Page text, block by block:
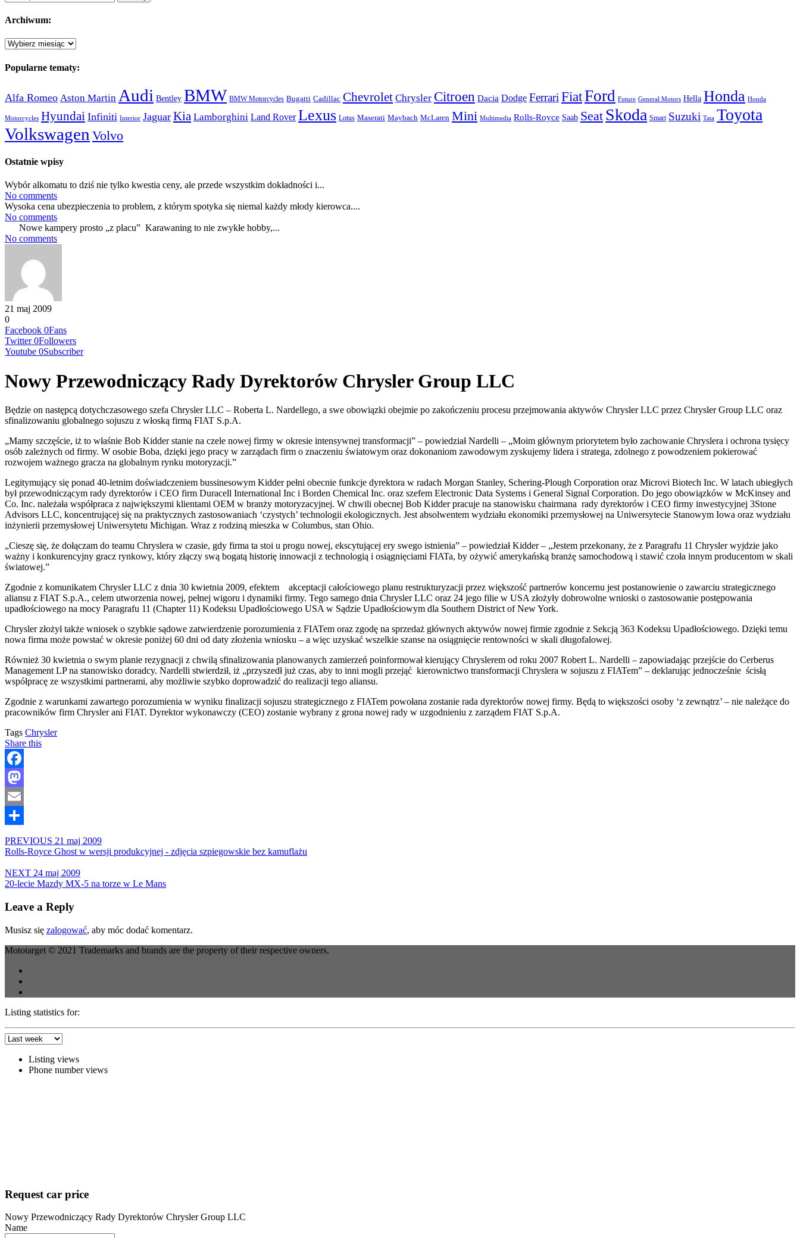
Archiwum:
Archiwum:
Popularne tematy:
Alfa Romeo Aston Martin Audi Bentley BMW BMW Motorcycles Bugatti Cadillac Chevrolet Chrysler Citroen Dacia Dodge Ferrari FiatFord Future General Motors Hella Honda Honda
Motorcycles Hyundai Infiniti Interior Jaguar Kia Lamborghini Land Rover Lexus Lotus Maserati Maybach McLaren Mini Multimedia Rolls-Royce Saab Seat Skoda Smart Suzuki Tata Toyota
Volkswagen Volvo
Ostatnie wpisy
Wybór alkomatu to dziś nie tylko kwestia ceny, ale przede wszystkim dokładności i...
No comments
Wysoka cena ubezpieczenia to problem, z którym spotyka się niemal każdy młody kierowca....
No comments
Nowe kampery prosto „z placu” Karawaning to nie zwykłe hobby,...
No comments
21 maj 2009
0
Facebook 0Fans
Twitter 0Followers
Youtube 0Subscriber
Nowy Przewodniczący Rady Dyrektorów Chrysler Group LLC
Będzie on następcą dotychczasowego szefa Chrysler LLC – Roberta L. Nardellego, a swe obowiązki obejmie po zakończeniu procesu przejmowania aktywów Chrysler LLC przez Chrysler Group LLC oraz
sfinalizowaniu globalnego sojuszu z włoską firmą FIAT S.p.A.
„Mamy szczęście, iż to właśnie Bob Kidder stanie na czele nowej firmy w okresie intensywnej transformacji” – powiedział Nardelli – „Moim głównym priorytetem było zachowanie Chryslera i ochrona tysięcy
osób zależnych od firmy. W osobie Boba, dzięki jego pracy w zarządach firm o znaczeniu światowym oraz dokonaniom zawodowym zyskujemy lidera i stratega, zdolnego z powodzeniem pokierować
rozwojem ważnego gracza na globalnym rynku motoryzacji.”
Legitymujący się ponad 40-letnim doświadczeniem bussinesowym Kidder pełni obecnie funkcje dyrektora w radach Morgan Stanley, Schering-Plough Corporation oraz Microvi Biotech Inc. W latach ubiegłych
był przewodniczącym rady dyrektorów i CEO firm Duracell International Inc i Borden Chemical Inc. oraz szefem Electronic Data Systems i General Signal Corporation. Do jego obowiązków w McKinsey and
Co. Inc. należała współpraca z największymi klientami OEM w branży motoryzacyjnej. W chwili obecnej Bob Kidder pracuje na stanowisku chairmana rady dyrektorów i CEO firmy inwestycyjnej 3Stone
Advisors LLC, koncentrującej się na praktycznych zastosowaniach ‘czystych’ technologii ekologicznych. Jest absolwentem wydziału ekonomiki przemysłowej na Uniwersytecie Stanowym Iowa oraz wydziału
inżynierii przemysłowej Uniwersytetu Michigan. Wraz z rodziną mieszka w Columbus, stan Ohio.
„Cieszę się, że dołączam do teamu Chryslera w czasie, gdy firma ta stoi u progu nowej, ekscytującej ery swego istnienia” – powiedział Kidder – „Jestem przekonany, że z Paragrafu 11 Chrysler wyjdzie jako
ważny i konkurencyjny gracz rynkowy, który złączy swą bogatą historię innowacji z technologią i osiągnięciami FIATa, by ożywić amerykańską branżę samochodową i stawić czoła innym producentom w skali
światowej.”
Zgodnie z komunikatem Chrysler LLC z dnia 30 kwietnia 2009, efektem akceptacji całościowego planu restrukturyzacji przez większość partnerów koncernu jest postanowienie o zawarciu strategicznego
aliansu z FIAT S.p.A., celem utworzenia nowej, pełnej wigoru i dynamiki firmy. Tego samego dnia Chrysler LLC oraz 24 jego filie w USA złożyły dobrowolne wnioski o zastosowanie postępowania
upadłościowego na mocy Paragrafu 11 (Chapter 11) Kodeksu Upadłościowego USA w Sądzie Upadłościowym dla Southern District of New York.
Chrysler złożył także wniosek o szybkie sądowe zatwierdzenie porozumienia z FIATem oraz zgodę na sprzedaż głównych aktywów nowej firmie zgodnie z Sekcją 363 Kodeksu Upadłościowego. Dzięki temu
nowa firma może powstać w okresie poniżej 60 dni od daty złożenia wniosku – a więc uzyskać wszelkie szanse na osiągnięcie rentowności w skali długofalowej.
Również 30 kwietnia o swym planie rezygnacji z chwilą sfinalizowania planowanych zamierzeń poinformował kierujący Chryslerem od roku 2007 Robert L. Nardelli – zapowiadając przejście do Cerberus
Management LP na stanowisko doradcy. Nardelli stwierdził, iż „przyszedł już czas, aby to inni mogli przejąć kierownictwo transformacji Chryslera w sojuszu z FIATem” – deklarując jednocześnie ścisłą
współpracę ze wszystkimi partnerami, aby możliwie szybko doprowadzić do realizacji tego aliansu.
Zgodnie z warunkami zawartego porozumienia w wyniku finalizacji sojuszu strategicznego z FIATem powołana zostanie rada dyrektorów nowej firmy. Będą to większości osoby ‘z zewnątrz’ – nie należące do
pracowników firm Chrysler ani FIAT. Dyrektor wykonawczy (CEO) zostanie wybrany z grona nowej rady w uzgodnieniu z zarządem FIAT S.p.A.
Tags Chrysler
Share this
Facebook
Mastodon
Email
PREVIOUS 21 maj 2009
Rolls-Royce Ghost w wersji produkcyjnej - zdjęcia szpiegowskie bez kamuflażu
NEXT 24 maj 2009
20-lecie Mazdy MX-5 na torze w Le Mans
Leave a Reply
Musisz się zalogować, aby móc dodać komentarz.
Mototarget © 2021 Trademarks and brands are the property of their respective owners.
Listing statistics for:
Listing views
Phone number views
Request car price
Nowy Przewodniczący Rady Dyrektorów Chrysler Group LLC
Name